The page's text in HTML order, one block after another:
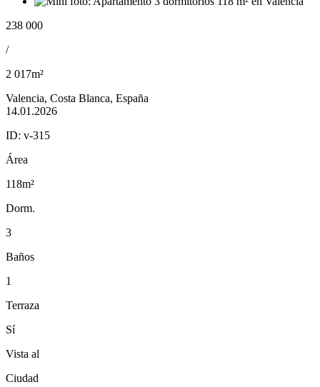
238 000
/
2 017m²
Valencia, Costa Blanca, España
14.01.2026
ID: v-315
Área
118m²
Dorm.
3
Baños
1
Terraza
Sí
Vista al
Ciudad